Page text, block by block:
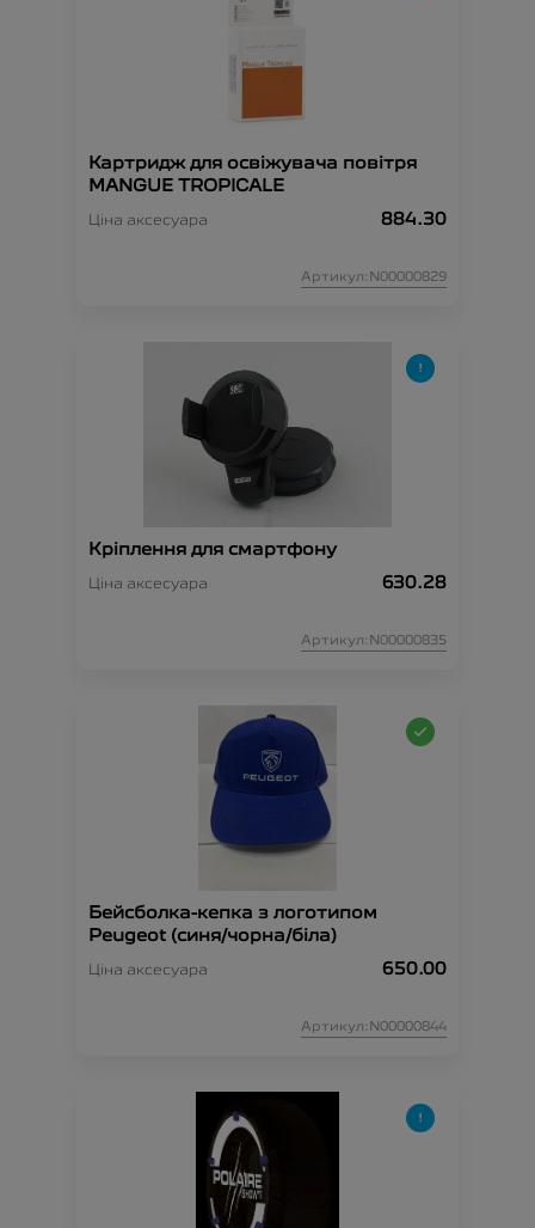
Картридж для освіжувача повітря
MANGUE TROPICALE
Ціна аксесуара 884.30
Артикул:N00000829
Кріплення для смартфону
Ціна аксесуара 630.28
Артикул:N00000835
Бейсболка-кепка з логотипом
Peugeot (синя/чорна/біла)
Ціна аксесуара 650.00
Артикул:N00000844